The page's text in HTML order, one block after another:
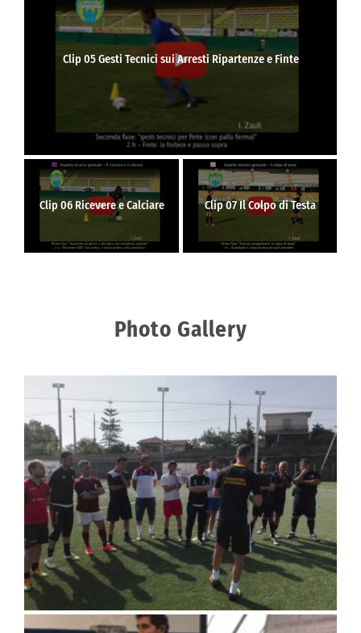
Clip 05 Gesti Tecnici sui Arresti Ripartenze e Finte
Clip 06 Ricevere e Calciare Clip 07 Il Colpo di Testa
Photo Gallery